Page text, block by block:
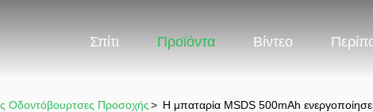
Σπίτι Προϊόντα Βίντεο
Οδοντόβουρτσες Προσοχής> Η μπαταρία MSDS 500mAh ενεργοποίησε